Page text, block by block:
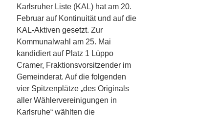
Karlsruher Liste (KAL) hat am 20.
Februar auf Kontinuität und auf die
KAL-Aktiven gesetzt. Zur
Kommunalwahl am 25. Mai
kandidiert auf Platz 1 Lüppo
Cramer, Fraktionsvorsitzender im
Gemeinderat. Auf die folgenden
vier Spitzenplätze „des Originals
aller Wählervereinigungen in
Karlsruhe“ wählten die